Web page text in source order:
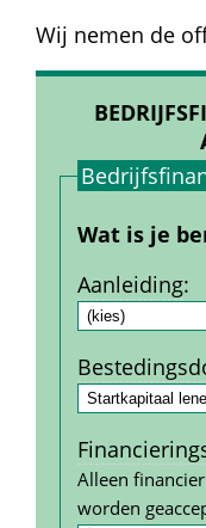
Wij nemen de
Wat is je
Aanleiding:
Alleen
worden